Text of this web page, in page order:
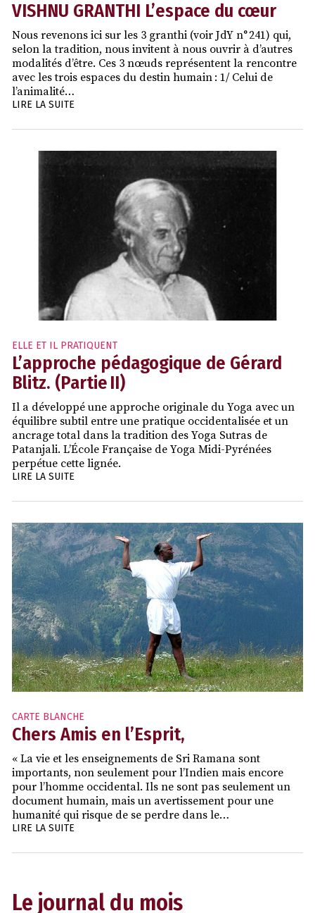
VISHNU GRANTHI L’espace du cœur
Nous revenons ici sur les 3 granthi (voir JdY n° 241) qui,
selon la tradition, nous invitent à nous ouvrir à d’autres
modalités d’être. Ces 3 nœuds représentent la rencontre
avec les trois espaces du destin humain : 1/ Celui de
l’animalité…
LIRE LA SUITE
ELLE ET IL PRATIQUENT
L’approche pédagogique de Gérard
Blitz. (Partie II)
Il a développé une approche originale du Yoga avec un
équilibre subtil entre une pratique occidentalisée et un
ancrage total dans la tradition des Yoga Sutras de
Patanjali. L’École Française de Yoga Midi-Pyrénées
perpétue cette lignée.
LIRE LA SUITE
CARTE BLANCHE
Chers Amis en l’Esprit,
« La vie et les enseignements de Sri Ramana sont
importants, non seulement pour l’Indien mais encore
pour l’homme occidental. Ils ne sont pas seulement un
document humain, mais un avertissement pour une
humanité qui risque de se perdre dans le…
LIRE LA SUITE
Le journal du mois